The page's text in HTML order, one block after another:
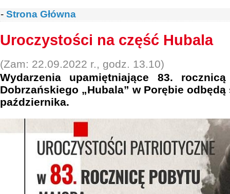
- Strona Główna
Uroczystości na część Hubala
(Zam: 22.09.2022 r., godz. 13.10)
Wydarzenia upamiętniające 83.
Dobrzańskiego „Hubala” w Porębie
października.